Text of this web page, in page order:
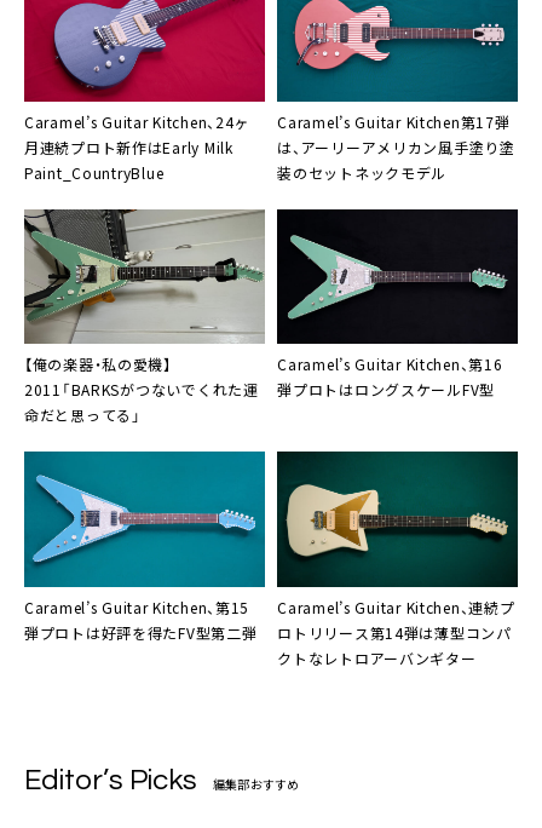
Caramel’s Guitar Kitchen、24ヶ
月連続プロト新作はEarly Milk
Paint_CountryBlue
Caramel’s Guitar Kitchen第17弾
は、アーリーアメリカン風手塗り塗
装のセットネックモデル
【俺の楽器・私の愛機】
2011「BARKSがつないでくれた運
命だと思ってる」
Caramel’s Guitar Kitchen、第16
弾プロトはロングスケールFV型
Caramel’s Guitar Kitchen、第15
弾プロトは好評を得たFV型第二弾
Caramel’s Guitar Kitchen、連続プ
ロトリリース第14弾は薄型コンパ
クトなレトロアーバンギター
Editor’s Picks 編集部おすすめ